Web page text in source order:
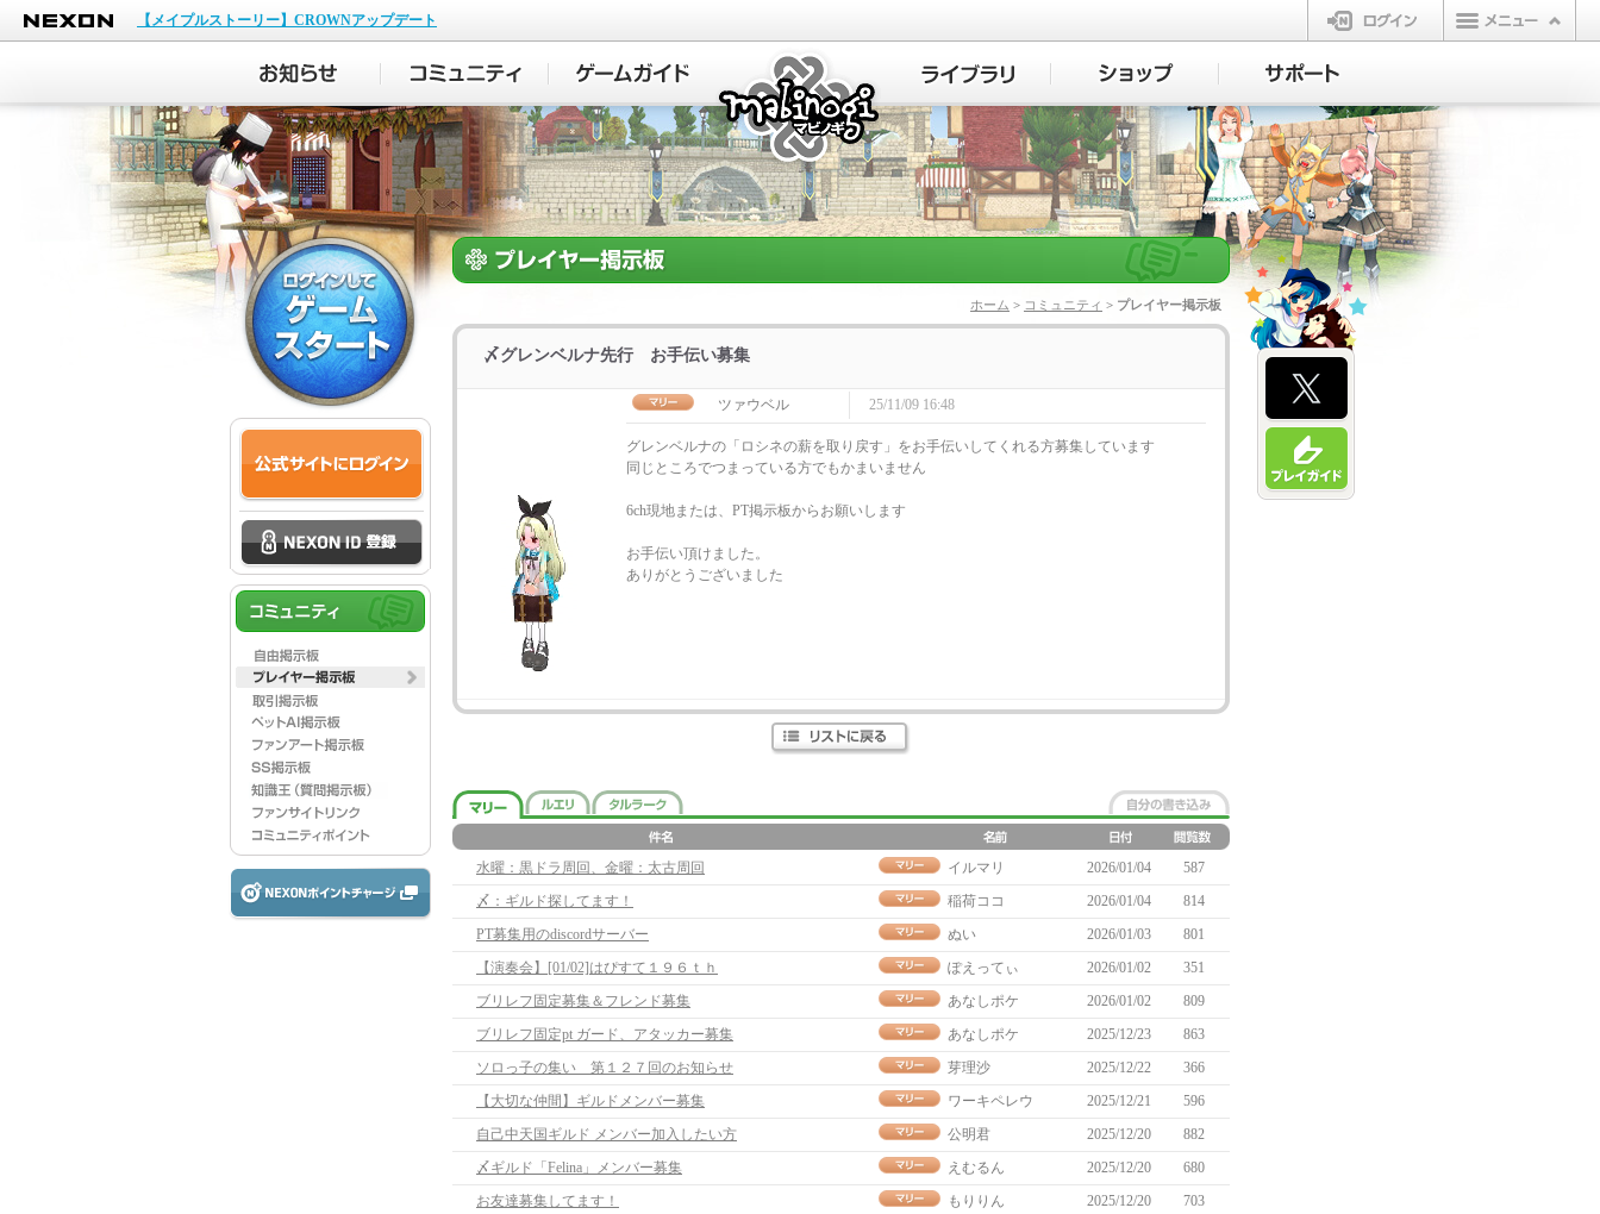
NEXON
【メイプルストーリー】CROWNアップデート
ログイン
マビノギ
ホーム > コミュニティ > プレイヤー掲示板
〆グレンベルナ先行 お手伝い募集
ツァウベル 25/11/09 16:48
グレンベルナの「ロシネの薪を取り戻す」をお手伝いしてくれる方募集しています
同じところでつまっている方でもかまいません
6ch現地または、PT掲示板からお願いします
お手伝い頂けました。
ありがとうございました
水曜：黒ドラ周回、金曜：太古周回 イルマリ 2026/01/04
587
〆：ギルド探してます！
稲荷ココ 2026/01/04
814
PT募集用のdiscordサーバー
ぬい 2026/01/03
801
【演奏会】[01/02]はぴすて１９６ｔｈ
ぽえってぃ 2026/01/02
351
ブリレフ固定募集＆フレンド募集
あなしポケ 2026/01/02
809
ブリレフ固定pt ガード、アタッカー募集
あなしポケ 2025/12/23
863
ソロっ子の集い 第１２７回のお知らせ
芽理沙 2025/12/22
366
【大切な仲間】ギルドメンバー募集
ワーキペレウ 2025/12/21
596
自己中天国ギルド メンバー加入したい方
公明君 2025/12/20
882
〆ギルド「Felina」メンバー募集
えむるん 2025/12/20
680
お友達募集してます！
もりりん 2025/12/20
703